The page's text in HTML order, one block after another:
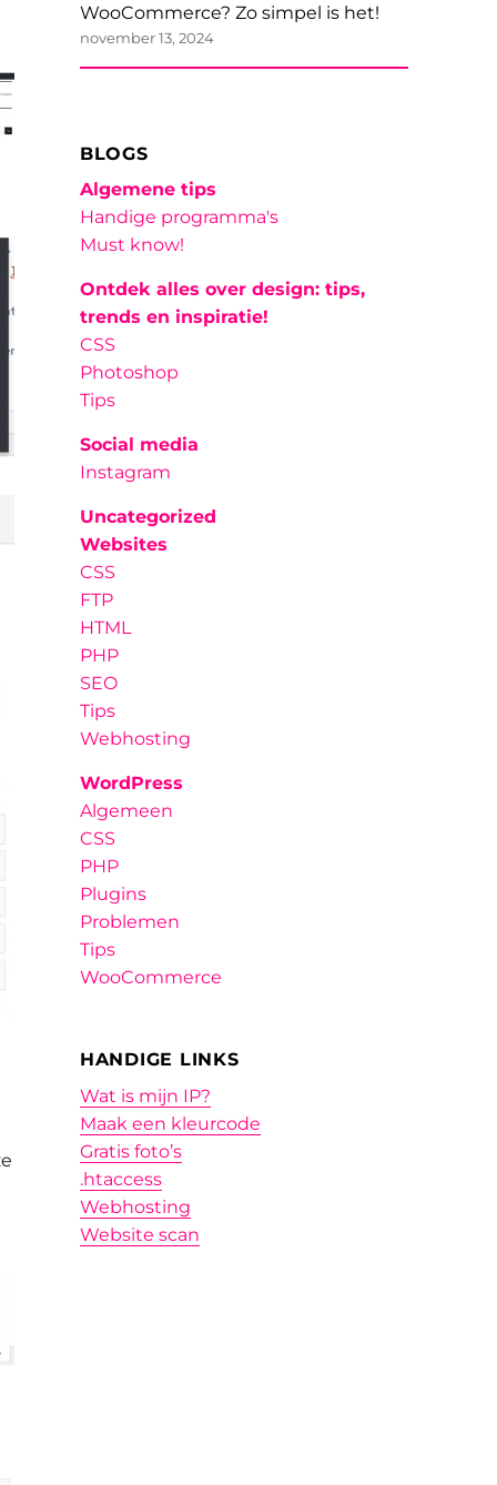
WooCommerce? Zo simpel is het!
november 13, 2024
BLOGS
Algemene tips
Handige programma's
Must know!
Ontdek alles over design: tips,
trends en inspiratie!
CSS
Photoshop
Tips
Social media
Instagram
Uncategorized
Websites
CSS
FTP
HTML
PHP
SEO
Tips
Webhosting
WordPress
Algemeen
CSS
PHP
Plugins
Problemen
Tips
WooCommerce
HANDIGE LINKS
Wat is mijn IP?
Maak een kleurcode
Gratis foto’s
.htaccess
Webhosting
Website scan